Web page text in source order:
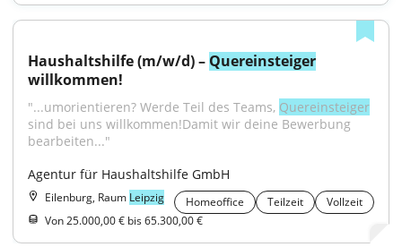
Haushaltshilfe (m/w/d) – Quereinsteiger
willkommen!
"...umorientieren? Werde Teil des Teams, Quereinsteiger
sind bei uns willkommen!Damit wir deine Bewerbung
bearbeiten..."
Agentur für Haushaltshilfe GmbH
Eilenburg, Raum Leipzig Homeoffice Teilzeit
Vollzeit
Von 25.000,00 € bis 65.300,00 €